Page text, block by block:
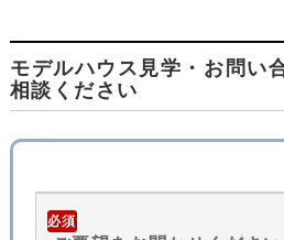
モデルハウス見学・お問い
相談ください
必須